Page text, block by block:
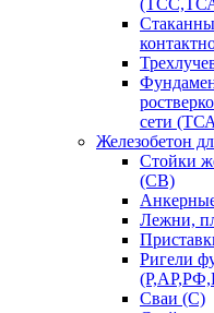
сети
Железобетон
Стойки
(СВ)
Лежни,
Ригели
Сваи (С)